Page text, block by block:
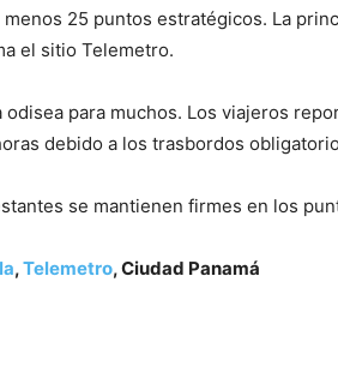
25 puntos estratégicos. La
el sitio Telemetro.
para muchos. Los viajeros
debido a los trasbordos
se mantienen firmes en los
,Telemetro, Ciudad Panamá